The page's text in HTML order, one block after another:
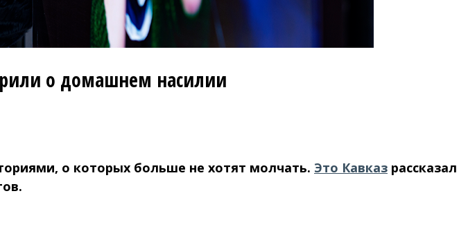
о домашнем насилии
о которых больше не хотят молчать. Это Кавказ рассказал